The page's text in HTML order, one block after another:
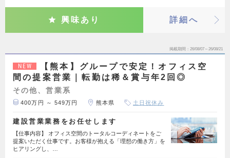
興味あり 詳細へ
掲載期間 26/08/07～26/08/21
NEW
【熊本】グループで安定！オフィス空
間の提案営業｜転勤は稀＆賞与年2回◎
その他、営業系
400万円 ～ 549万円 熊本県 土日祝休み
建設営業業務をお任せします
【仕事内容】 オフィス空間のトータルコーディネートをご
提案いただく仕事です。お客様が抱える「理想の働き方」を
ヒアリングし、…